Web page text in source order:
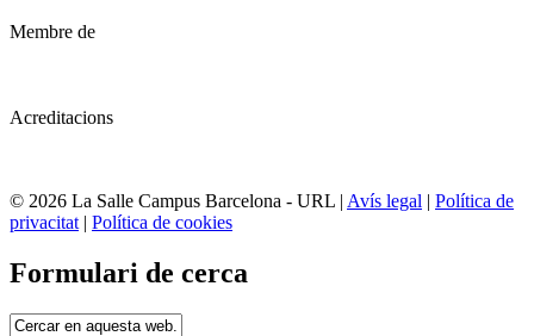
Membre de
Acreditacions
© 2026 La Salle Campus Barcelona - URL | Avís legal | Política de
privacitat | Política de cookies
Formulari de cerca